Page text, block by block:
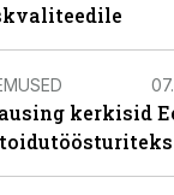
kerkisid